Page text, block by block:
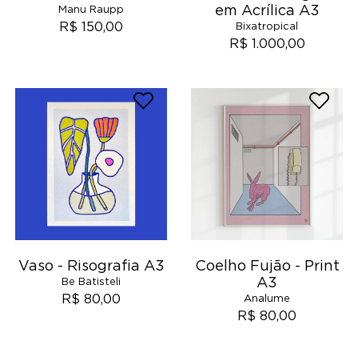
Manu Raupp
R$ 150,00
em Acrílica A3
Bixatropical
R$ 1.000,00
Vaso - Risografia A3
Be Batisteli
R$ 80,00
Coelho Fujão - Print
A3
Analume
R$ 80,00